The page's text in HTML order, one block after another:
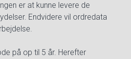
er at kunne levere de
Endvidere vil ordredata
på op til 5 år. Herefter